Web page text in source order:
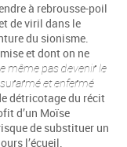
à rebrousse-poil
de viril dans le
du sionisme.
et dont on ne
même pas devenir le
et enfermé
détricotage du récit
d’un Moïse
de substituer un
l’écueil.